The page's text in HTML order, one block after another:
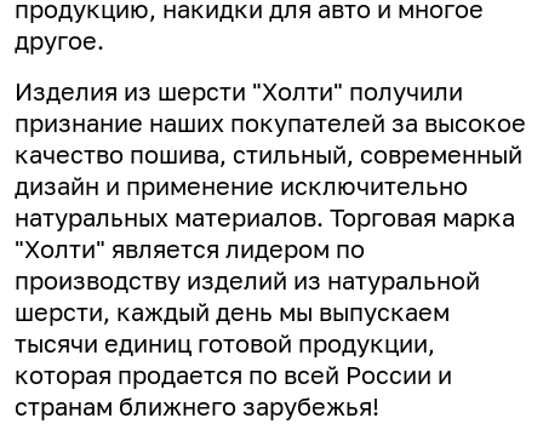
продукцию, накидки для авто и многое
другое.
Изделия из шерсти "Холти" получили
признание наших покупателей за высокое
качество пошива, стильный, современный
дизайн и применение исключительно
натуральных материалов. Торговая марка
"Холти" является лидером по
производству изделий из натуральной
шерсти, каждый день мы выпускаем
тысячи единиц готовой продукции,
которая продается по всей России и
странам ближнего зарубежья!